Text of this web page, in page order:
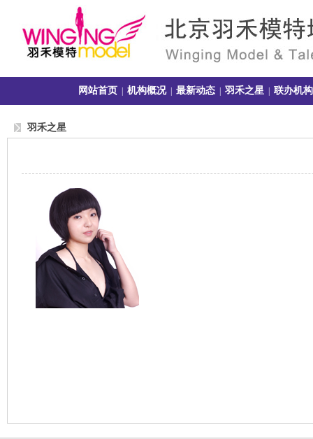
网站首页 机构概况| 最新动态 羽禾之星 联办机构
羽禾之星